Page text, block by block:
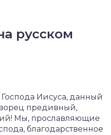
русском
Иисуса, данный
предивный,
Мы, прославляющие
благодарственное